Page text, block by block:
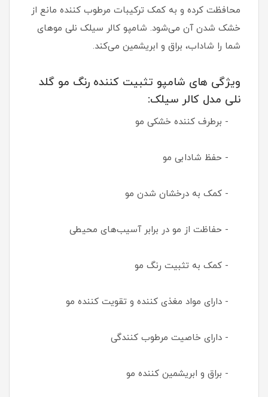
محافظت کرده و به کمک ترکیبات مرطوب کننده مانع از
خشک شدن آن می‌شود. شامپو کالر سیلک نلی موهای
شما را شاداب، براق و ابریشمین می‌کند.
ویژگی های شامپو تثبیت کننده رنگ مو گلد
نلی مدل کالر سیلک:
- برطرف کننده خشکی مو
- حفظ شادابی مو
- کمک به درخشان شدن مو
- حفاظت از مو در برابر آسیب‌های محیطی
- کمک به تثبیت رنگ مو
- دارای مواد مغذی کننده و تقویت کننده مو
- دارای خاصیت مرطوب کنندگی
- براق و ابریشمین کننده مو